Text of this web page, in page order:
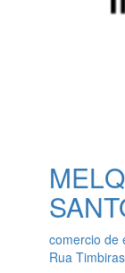
comercio de
Rua